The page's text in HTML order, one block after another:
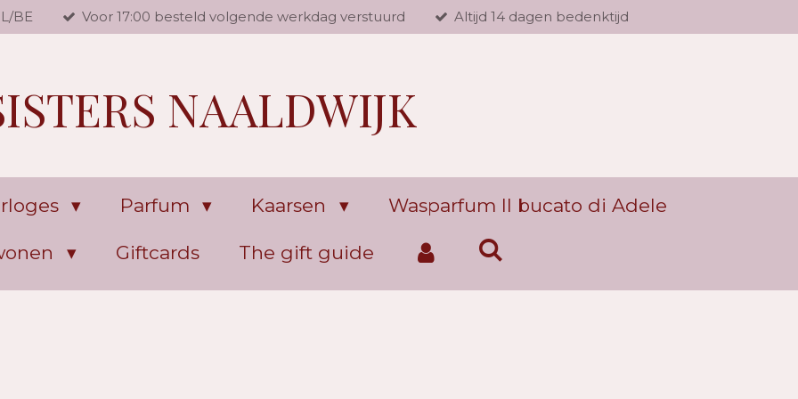
BE Voor 17:00 besteld volgende werkdag verstuurd Altijd 14 dagen bedenktijd
NAALDWIJK
Parfum Kaarsen Wasparfum Il bucato di Adele
Giftcards The gift guide